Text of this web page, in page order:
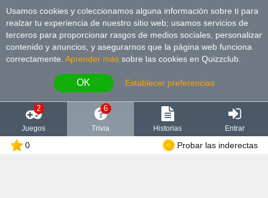
Usamos cookies y coleccionamos alguna información sobre ti para
realzar tu experiencia de nuestro sitio web; usamos servicios de
terceros para proporcionar rasgos de medios sociales, personalizar
contenido y anuncios, y asegurarnos que la página web funciona
correctamente. Aprender más sobre las cookies en Quizzclub.
OK Establecer preferencias
2
Juegos
6
Trivia Historias Entrar
0 Probar las inderectas